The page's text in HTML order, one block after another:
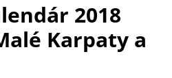
2018
Karpaty a